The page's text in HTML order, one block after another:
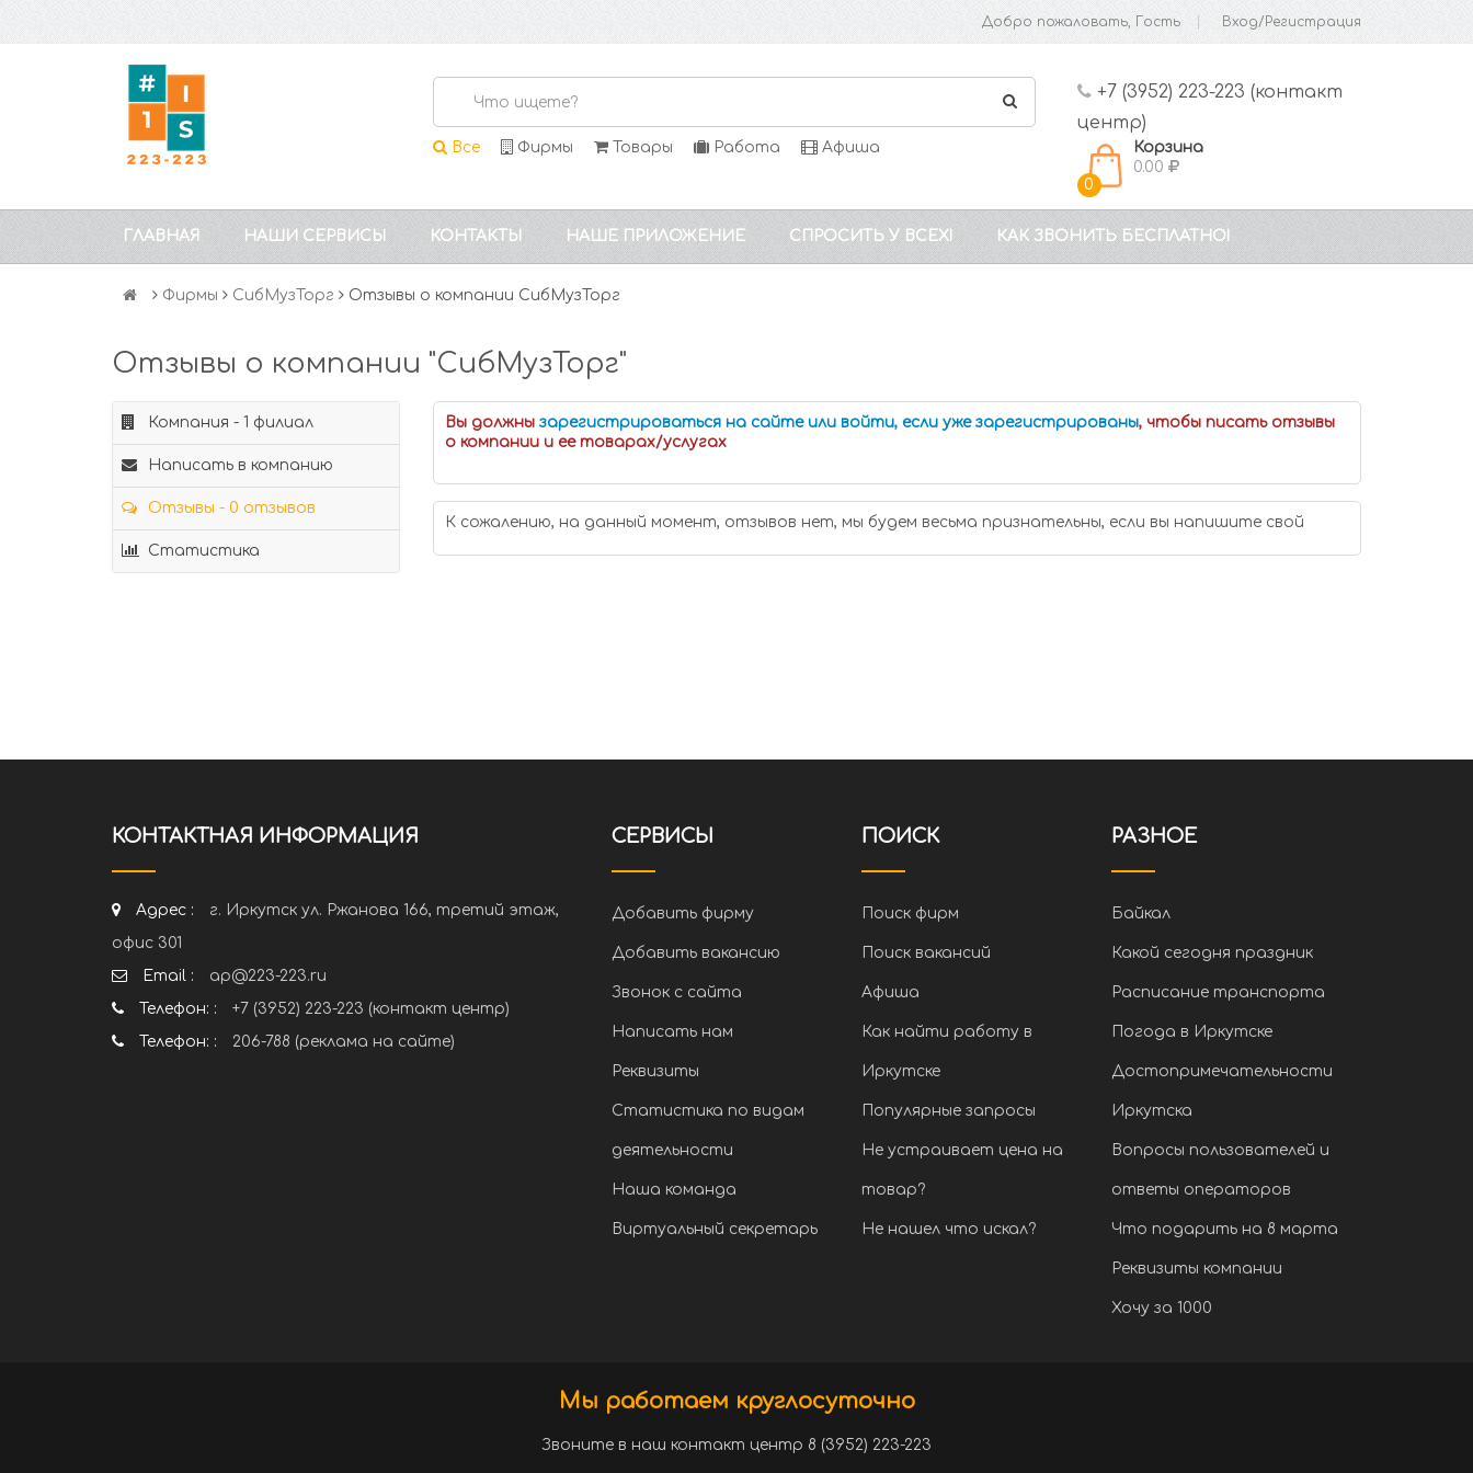
Добро пожаловать, Гость Вход/Регистрация
Все Фирмы Товары Работа Афиша
+7 (3952) 223-223 (контакт
центр)
0
Корзина
0.00
ГЛАВНАЯ НАШИ СЕРВИСЫ КОНТАКТЫ НАШЕ ПРИЛОЖЕНИЕ СПРОСИТЬ У ВСЕХ! КАК ЗВОНИТЬ БЕСПЛАТНО!
Фирмы СибМузТорг Отзывы о компании СибМузТорг
Отзывы о компании "СибМузТорг"
Компания - 1 филиал
Написать в компанию
Отзывы - 0 отзывов
Статистика
Вы должны зарегистрироваться на сайте или войти, если уже зарегистрированы, чтобы писать отзывы
о компании и ее товарах/услугах
К сожалению, на данный момент, отзывов нет, мы будем весьма признательны, если вы напишите свой
КОНТАКТНАЯ ИНФОРМАЦИЯ
Адрес :
г. Иркутск ул. Ржанова 166, третий этаж,
офис 301
Email :
ap@223-223.ru
Телефон: :
+7 (3952) 223-223 (контакт центр)
Телефон: :
206-788 (реклама на сайте)
СЕРВИСЫ
Добавить фирму
Добавить вакансию
Звонок с сайта
Написать нам
Реквизиты
Статистика по видам
деятельности
Наша команда
Виртуальный секретарь
ПОИСК
Поиск фирм
Поиск вакансий
Афиша
Как найти работу в
Иркутске
Популярные запросы
Не устраивает цена на
товар?
Не нашел что искал?
РАЗНОЕ
Байкал
Какой сегодня праздник
Расписание транспорта
Погода в Иркутске
Достопримечательности
Иркутска
Вопросы пользователей и
ответы операторов
Что подарить на 8 марта
Реквизиты компании
Хочу за 1000
Мы работаем круглосуточно
Звоните в наш контакт центр 8 (3952) 223-223